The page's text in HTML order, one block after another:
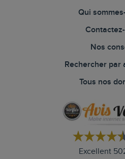
Qui
Nos
Rechercher par
Tous nos
Excellent